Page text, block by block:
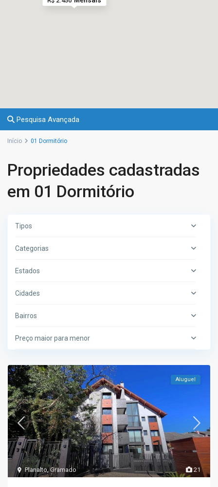
Pesquisa Avançada
Início 01 Dormitório
Propriedades cadastradas
em 01 Dormitório
Tipos
Categorias
Estados
Cidades
Bairros
Preço maior para menor
21
Planalto,Gramado
Aluguel